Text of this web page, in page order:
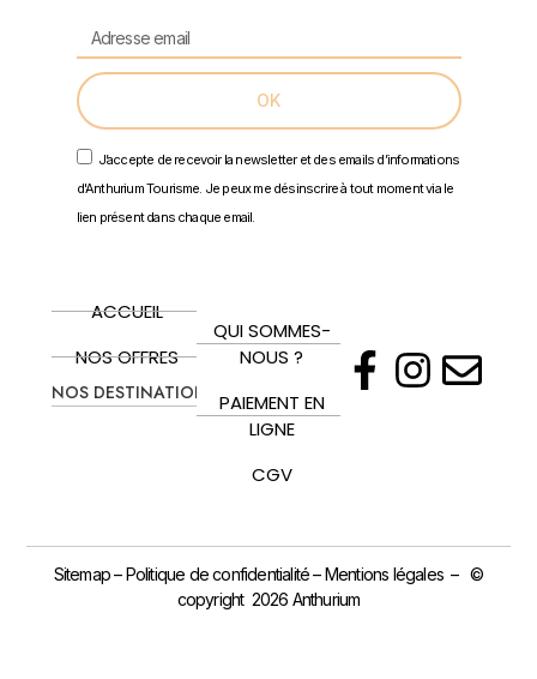
J’accepte de recevoir la newsletter et des emails d’informations
d'Anthurium Tourisme. Je peux me désinscrire à tout moment via le
lien présent dans chaque email.
OK
ACCUEIL
NOS OFFRES
NOS DESTINATIONS
QUI SOMMES-
NOUS ?
PAIEMENT EN
LIGNE
CGV
Sitemap–Politique de confidentialité–Mentions légales – ©
copyright 2026 Anthurium